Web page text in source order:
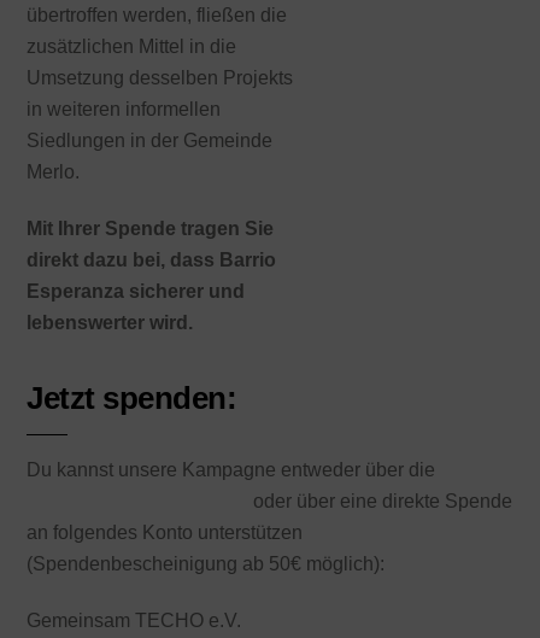
übertroffen werden, fließen die
zusätzlichen Mittel in die
Umsetzung desselben Projekts
in weiteren informellen
Siedlungen in der Gemeinde
Merlo.
Mit Ihrer Spende tragen Sie
direkt dazu bei, dass Barrio
Esperanza sicherer und
lebenswerter wird.
Jetzt spenden:
Du kannst unsere Kampagne entweder über die
oder über eine direkte Spende
an folgendes Konto unterstützen
(Spendenbescheinigung ab 50€ möglich):
Gemeinsam TECHO e.V.